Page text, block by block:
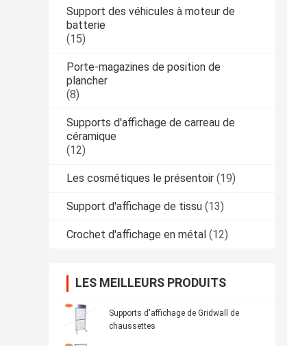
Support des véhicules à moteur de
batterie
(15)
Porte-magazines de position de
plancher
(8)
Supports d'affichage de carreau de
céramique
(12)
Les cosmétiques le présentoir (19)
Support d'affichage de tissu (13)
Crochet d'affichage en métal (12)
LES MEILLEURS PRODUITS
Supports d'affichage de Gridwall de
chaussettes